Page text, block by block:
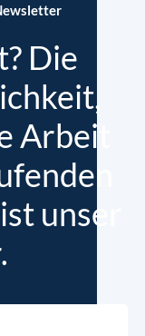
Die
Arbeit
unser